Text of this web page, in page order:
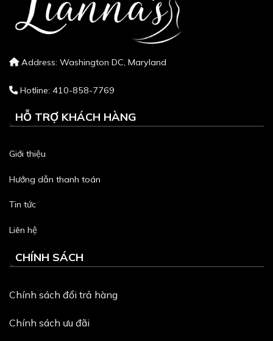
Address: Washington DC, Maryland
Hotline: 410-858-7769
HỖ TRỢ KHÁCH HÀNG
Giới thiệu
Hướng dẫn thanh toán
Tin tức
Liên hệ
CHÍNH SÁCH
Chính sách đổi trả hàng
Chính sách ưu đãi